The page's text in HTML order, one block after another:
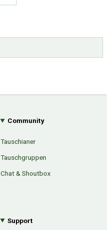
Community
Tauschianer
Tauschgruppen
Chat & Shoutbox
Support